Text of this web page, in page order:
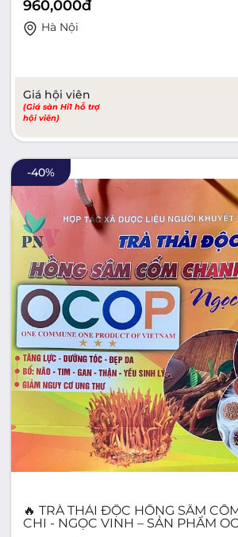
960,000đ
Hà Nội
Giá hội viên
(Giá sàn Hi1 hỗ trợ
hội viên)
-40%
🔥 TRÀ THẢI ĐỘC HỒNG SÂM